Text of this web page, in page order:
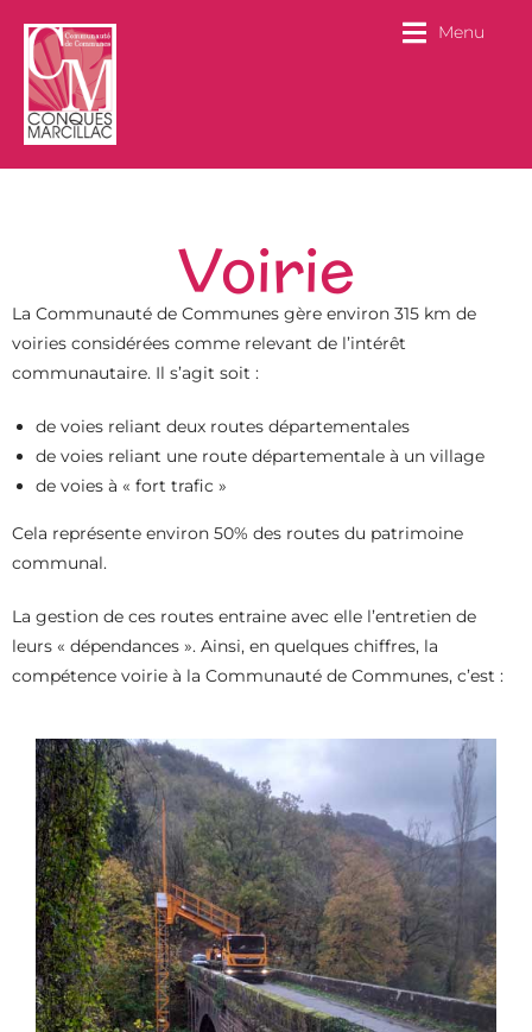
Menu
Voirie
La Communauté de Communes gère environ 315 km de
voiries considérées comme relevant de l’intérêt
communautaire. Il s’agit soit :
de voies reliant deux routes départementales
de voies reliant une route départementale à un village
de voies à « fort trafic »
Cela représente environ 50% des routes du patrimoine
communal.
La gestion de ces routes entraine avec elle l’entretien de
leurs « dépendances ». Ainsi, en quelques chiffres, la
compétence voirie à la Communauté de Communes, c’est :